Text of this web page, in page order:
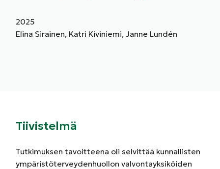
2025
Elina Sirainen, Katri Kiviniemi, Janne Lundén
Tiivistelmä
Tutkimuksen tavoitteena oli selvittää kunnallisten
ympäristöterveydenhuollon valvontayksiköiden